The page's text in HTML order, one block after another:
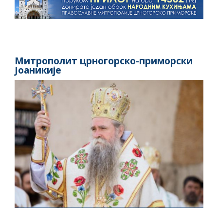
Митрополит црногорско-приморски
Јоаникије